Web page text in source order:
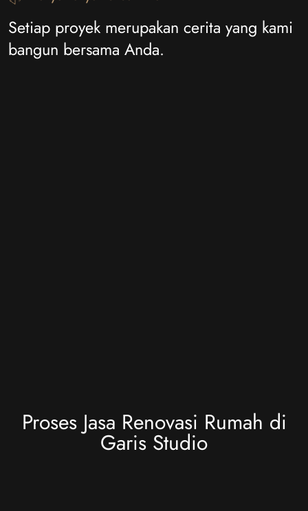
Setiap proyek merupakan cerita yang kami
bangun bersama Anda.
Proses Jasa Renovasi Rumah di
Garis Studio